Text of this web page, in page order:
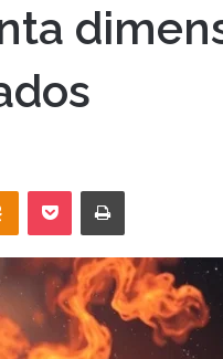
OK Pocket Imprimir